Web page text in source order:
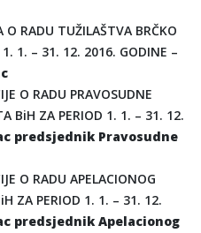
O RADU TUŽILAŠTVA BRČKO
1. – 31. 12. 2016. GODINE –
O RADU PRAVOSUDNE
BiH ZA PERIOD 1. 1. – 31. 12.
predsjednik Pravosudne
O RADU APELACIONOG
ZA PERIOD 1. 1. – 31. 12.
predsjednik Apelacionog